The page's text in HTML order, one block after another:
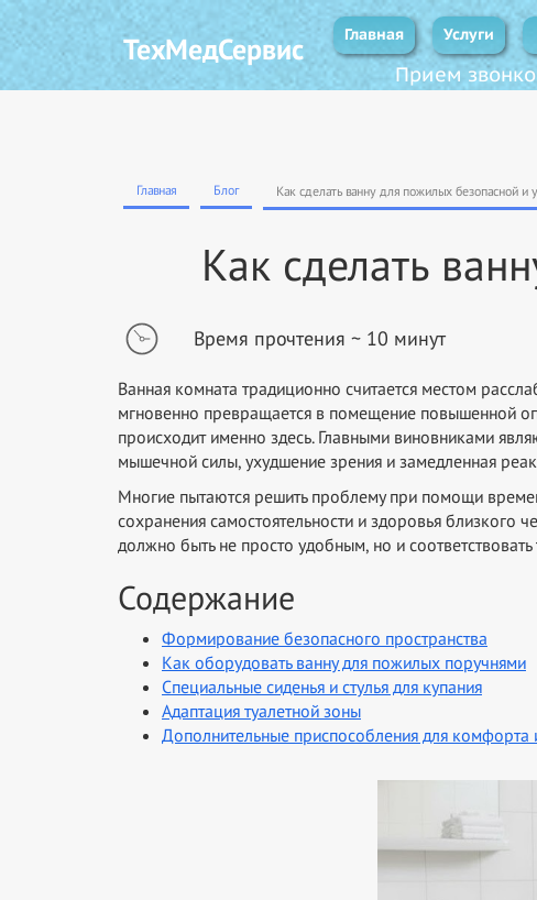
ТехМедСервис Главная Услуги
Прием
Главная Блог Как сделать ванну для пожилых безопасной и
Как сделать
Время прочтения ~ 10 минут
Ванная комната традиционно считается местом
мгновенно превращается в помещение повышенной
происходит именно здесь. Главными виновниками
мышечной силы, ухудшение зрения и замедленная
Многие пытаются решить проблему при помощи
сохранения самостоятельности и здоровья
должно быть не просто удобным, но и
Содержание
Формирование безопасного пространства
Как оборудовать ванну для пожилых поручнями
Специальные сиденья и стулья для купания
Адаптация туалетной зоны
Дополнительные приспособления для комфорта